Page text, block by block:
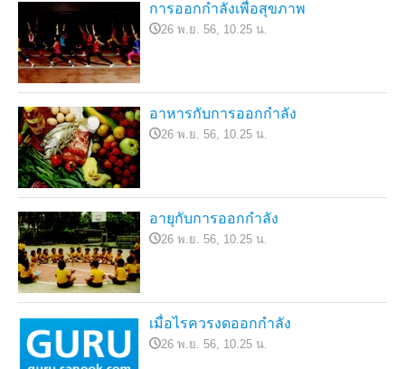
การออกกำลังเพื่อสุขภาพ
26 พ.ย. 56, 10.25 น.
อาหารกับการออกกำลัง
26 พ.ย. 56, 10.25 น.
อายุกับการออกกำลัง
26 พ.ย. 56, 10.25 น.
เมื่อไรควรงดออกกำลัง
26 พ.ย. 56, 10.25 น.